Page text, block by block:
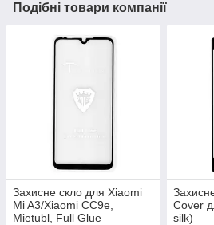
Подібні товари компанії
Захисне скло для Xiaomi
Mi A3/Xiaomi CC9e,
Mietubl, Full Glue
Cover
silk)